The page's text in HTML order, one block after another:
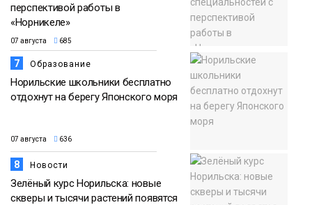
перспективой работы в
«Норникеле»
07 августа 685
7 Образование
Норильские школьники бесплатно
отдохнут на берегу Японского моря
07 августа 636
8 Новости
Зелёный курс Норильска: новые
скверы и тысячи растений появятся